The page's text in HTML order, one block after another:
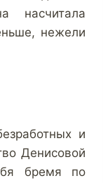
насчитала
нежели
и
Денисовой
бремя по